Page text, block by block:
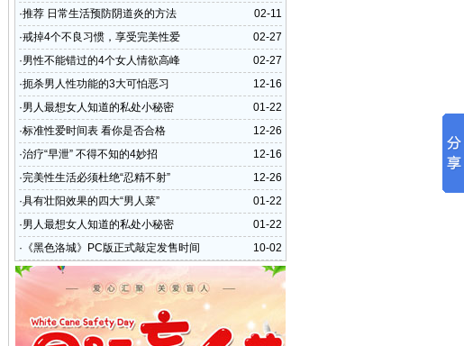
02-11
·推荐 日常生活预防阴道炎的方法
02-27
·戒掉4个不良习惯，享受完美性爱
02-27
·男性不能错过的4个女人情欲高峰
12-16
·扼杀男人性功能的3大可怕恶习
01-22
·男人最想女人知道的私处小秘密
12-26
·标准性爱时间表 看你是否合格
12-16
·治疗“早泄” 不得不知的4妙招
12-26
·完美性生活必须杜绝“忍精不射”
01-22
·具有壮阳效果的四大“男人菜”
01-22
·男人最想女人知道的私处小秘密
10-02
· 《黑色洛城》PC版正式敲定发售时间